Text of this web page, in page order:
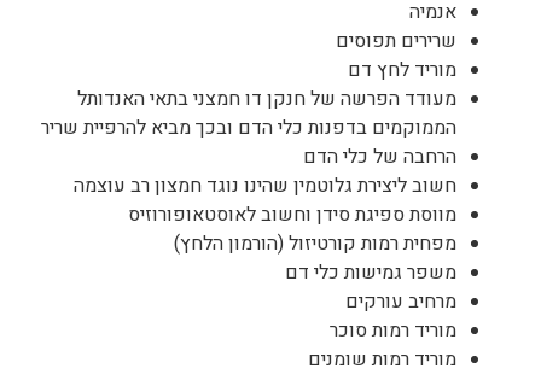
אנמיה
שרירים תפוסים
מוריד לחץ דם
מעודד הפרשה של חנקן דו חמצני בתאי האנדותל
הממוקמים בדפנות כלי הדם ובכך מביא להרפיית שריר
הרחבה של כלי הדם
חשוב ליצירת גלוטמין שהינו נוגד חמצון רב עוצמה
מווסת ספיגת סידן וחשוב לאוסטאופורוזיס
מפחית רמות קורטיזול (הורמון הלחץ)
משפר גמישות כלי דם
מרחיב עורקים
מוריד רמות סוכר
מוריד רמות שומנים